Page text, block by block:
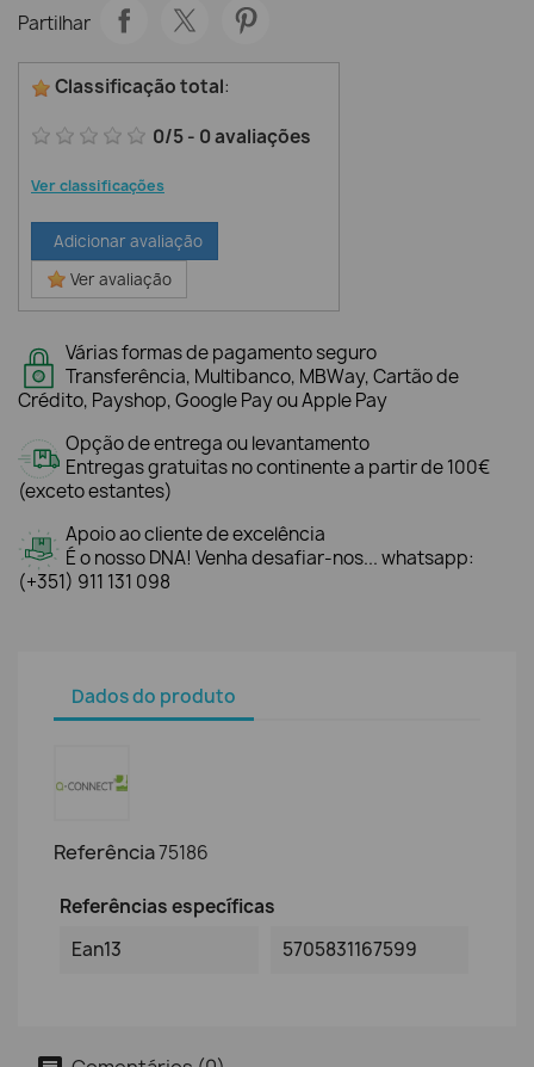
Partilhar
Classificação total:
0/5- 0avaliações
Ver classificações
Adicionar avaliação
Ver avaliação
Várias formas de pagamento seguro
Transferência, Multibanco, MBWay, Cartão de
Crédito, Payshop, Google Pay ou Apple Pay
Opção de entrega ou levantamento
Entregas gratuitas no continente a partir de 100€
(exceto estantes)
Apoio ao cliente de excelência
É o nosso DNA! Venha desafiar-nos... whatsapp:
(+351) 911 131 098
Dados do produto
Referência75186
Referências específicas
Ean13
5705831167599